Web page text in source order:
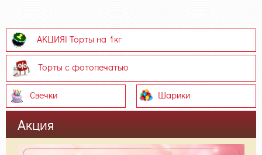
АКЦИЯ! Торты на 1кг
Торты с фотопечатью
Шарики
Свечки
Акция